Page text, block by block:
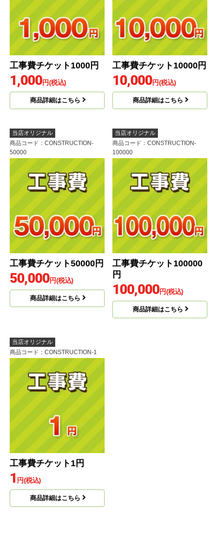
工事費チケット1000円
1,000円(税込)
商品詳細はこちら
工事費チケット10000円
10,000円(税込)
商品詳細はこちら
当店オリジナル
商品コード ：CONSTRUCTION-
50000
工事費チケット50000円
50,000円(税込)
商品詳細はこちら
当店オリジナル
商品コード ：CONSTRUCTION-
100000
工事費チケット100000
円
100,000円(税込)
商品詳細はこちら
当店オリジナル
商品コード ：CONSTRUCTION-1
工事費チケット1円
1 円(税込)
商品詳細はこちら